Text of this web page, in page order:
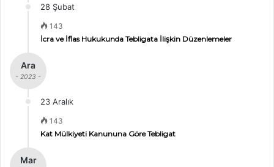
28 Şubat
143
İcra ve İflas Hukukunda Tebligata İlişkin Düzenlemeler
Ara
- 2023 -
23 Aralık
143
Kat Mülkiyeti Kanununa Göre Tebligat
Mar